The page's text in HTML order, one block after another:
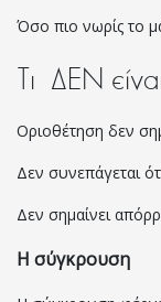
Όσο πιο νωρίς το
Τι ΔΕΝ
Οριοθέτηση δεν
Δεν συνεπάγεται
Δεν σημαίνει
Η σύγκρουση